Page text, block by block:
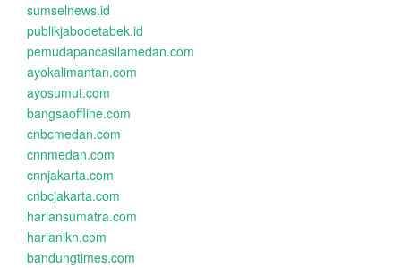
sumselnews.id
publikjabodetabek.id
pemudapancasilamedan.com
ayokalimantan.com
ayosumut.com
bangsaoffline.com
cnbcmedan.com
cnnmedan.com
cnnjakarta.com
cnbcjakarta.com
hariansumatra.com
harianikn.com
bandungtimes.com